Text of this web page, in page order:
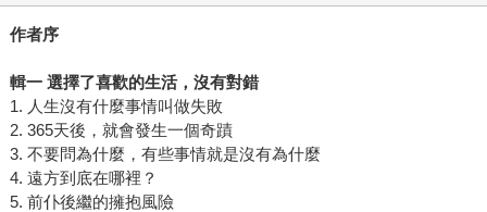
作者序
輯一 選擇了喜歡的生活，沒有對錯
1. 人生沒有什麼事情叫做失敗
2. 365天後，就會發生一個奇蹟
3. 不要問為什麼，有些事情就是沒有為什麼
4. 遠方到底在哪裡？
5. 前仆後繼的擁抱風險